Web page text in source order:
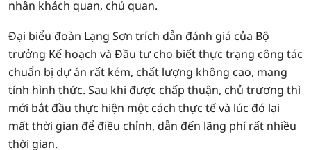
nhân khách quan, chủ quan.
Đại biểu đoàn Lạng Sơn trích dẫn đánh giá của Bộ
trưởng Kế hoạch và Đầu tư cho biết thực trạng công tác
chuẩn bị dự án rất kém, chất lượng không cao, mang
tính hình thức. Sau khi được chấp thuận, chủ trương thì
mới bắt đầu thực hiện một cách thực tế và lúc đó lại
mất thời gian để điều chỉnh, dẫn đến lãng phí rất nhiều
thời gian.